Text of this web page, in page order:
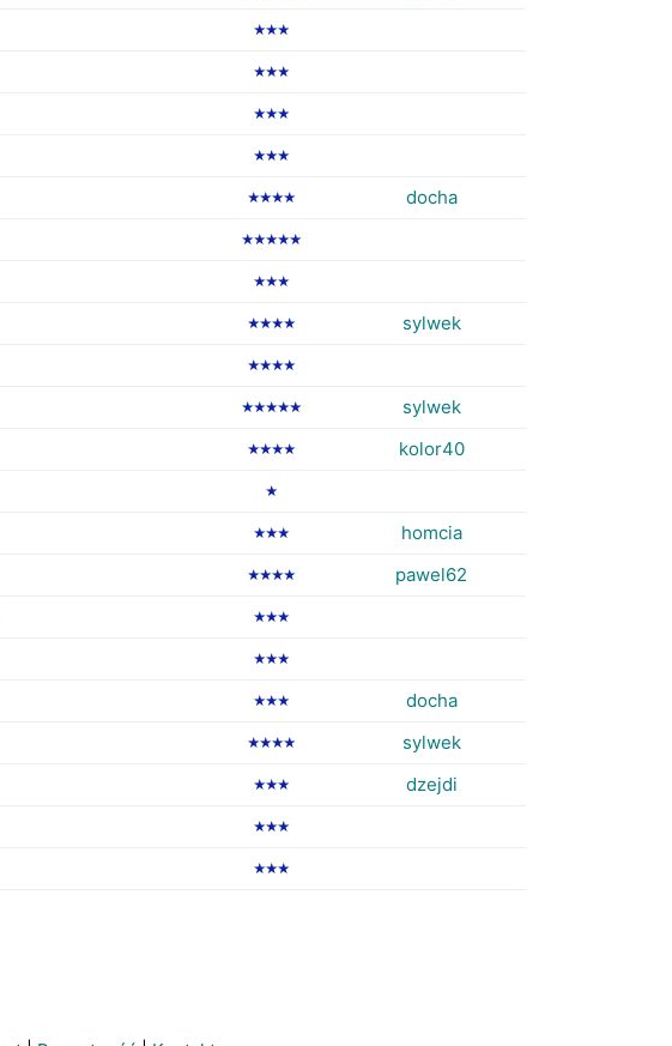
★★★
★★★
★★★
★★★
★★★★ docha
★★★★★
★★★
★★★★ sylwek
★★★★
★★★★★ sylwek
★★★★ kolor40
★
★★★ homcia
★★★★ pawel62
★★★
★★★
★★★ docha
★★★★ sylwek
★★★ dzejdi
★★★
★★★